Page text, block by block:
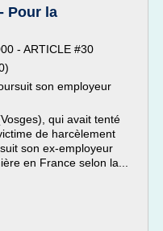
Pour la
- ARTICLE #30
son employeur
qui avait tenté
de harcèlement
son ex-employeur
en France selon la...